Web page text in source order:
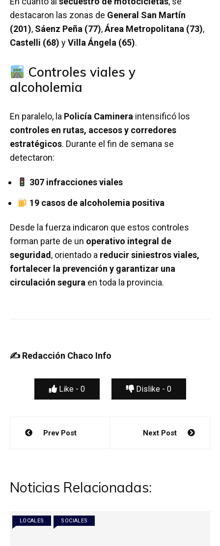
destacaron las zonas de General San Martín
(201), Sáenz Peña (77),Área Metropolitana (73),
Castelli (68) yVilla Ángela (65).
Controles viales y
alcoholemia
En paralelo, la Policía Caminera intensificó los
controles en rutas, accesos y corredores
estratégicos. Durante el fin de semana se
detectaron:
307 infracciones viales
19 casos de alcoholemia positiva
Desde la fuerza indicaron que estos controles
forman parte de un operativo integral de
seguridad , orientado a reducir siniestros viales,
fortalecer la prevención y garantizar una
circulación segura en toda la provincia.
✍️ Redacción Chaco Info
Like - 0 Dislike - 0
Navegación
Prev Post Next Post
Noticias Relacionadas:
LOCALES SOCIALES